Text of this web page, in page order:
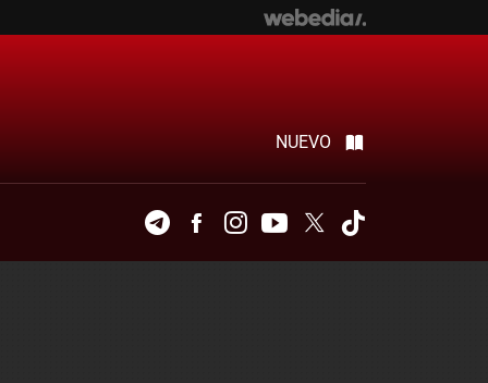
NUEVO
TelegramFacebookInstagramYoutubeTwitter